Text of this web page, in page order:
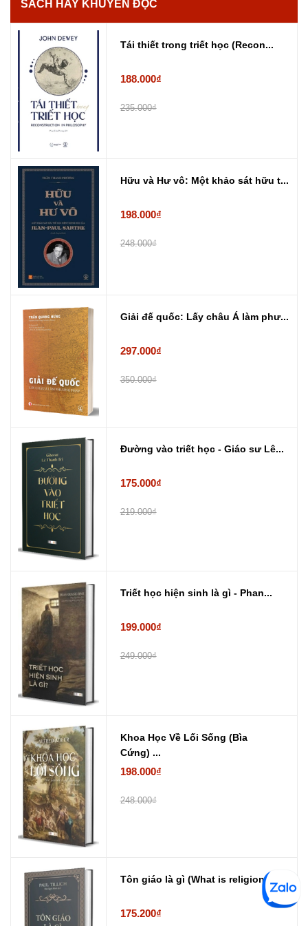
SÁCH HAY KHUYẾN ĐỌC
Tái thiết trong triết học (Recon...
188.000₫
235.000₫
Hữu và Hư vô: Một khảo sát hữu t...
198.000₫
248.000₫
Giải đế quốc: Lấy châu Á làm phư...
297.000₫
350.000₫
Đường vào triết học - Giáo sư Lê...
175.000₫
219.000₫
Triết học hiện sinh là gì - Phan...
199.000₫
249.000₫
Khoa Học Về Lối Sống (Bìa
Cứng) ...
198.000₫
248.000₫
Tôn giáo là gì (What is religion...
175.200₫